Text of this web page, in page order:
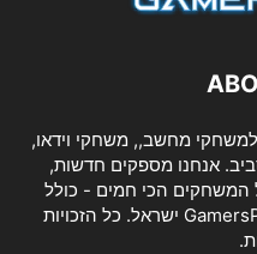
מחשב,, משחקי וידאו,
אנחנו מספקים חדשות,
המשחקים הכי חמים - כולל
משחקים ישראלים.©2026 GamersPack ישראל. כל הזכויות